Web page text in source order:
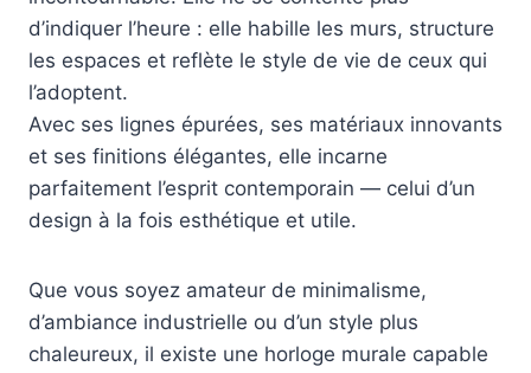
d’indiquer l’heure : elle habille les murs, structure
les espaces et reflète le style de vie de ceux qui
l’adoptent.
Avec ses lignes épurées, ses matériaux innovants
et ses finitions élégantes, elle incarne
parfaitement l’esprit contemporain — celui d’un
design à la fois esthétique et utile.
Que vous soyez amateur de minimalisme,
d’ambiance industrielle ou d’un style plus
chaleureux, il existe une horloge murale capable